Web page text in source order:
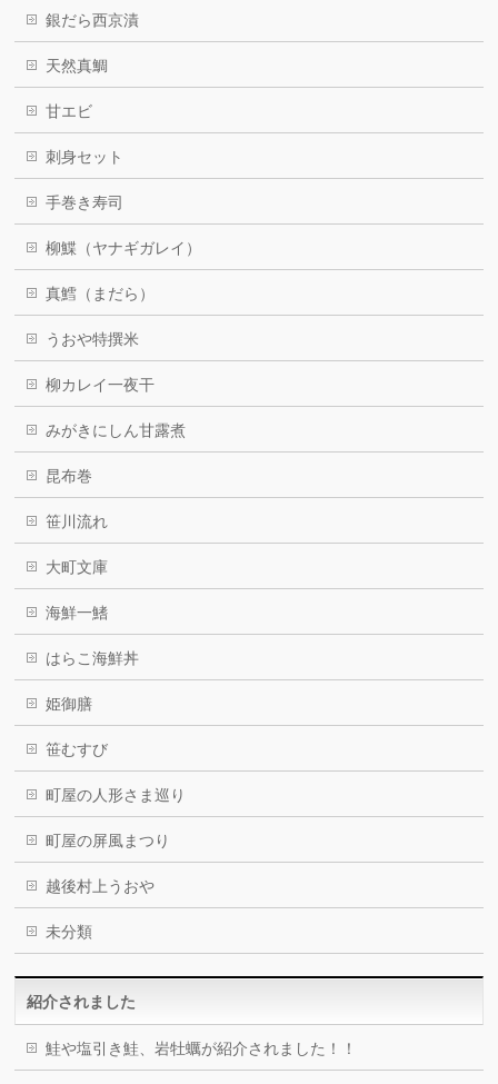
銀だら西京漬
天然真鯛
甘エビ
刺身セット
手巻き寿司
柳鰈（ヤナギガレイ）
真鱈（まだら）
うおや特撰米
柳カレイ一夜干
みがきにしん甘露煮
昆布巻
笹川流れ
大町文庫
海鮮一鰭
はらこ海鮮丼
姫御膳
笹むすび
町屋の人形さま巡り
町屋の屏風まつり
越後村上うおや
未分類
紹介されました
鮭や塩引き鮭、岩牡蠣が紹介されました！！